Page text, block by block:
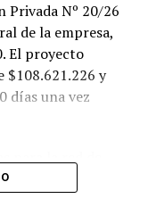
Privada Nº 20/26
de la empresa,
El proyecto
$108.621.226 y
días una vez
unos 355 metros